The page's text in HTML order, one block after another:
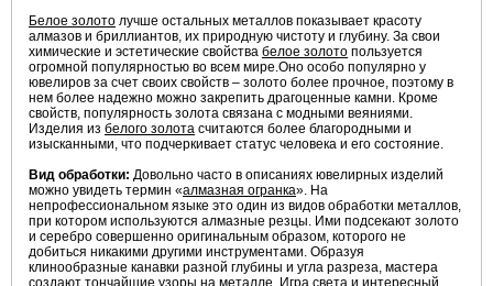
Белое золото лучше остальных металлов показывает красоту
алмазов и бриллиантов, их природную чистоту и глубину. За свои
химические и эстетические свойства белое золото пользуется
огромной популярностью во всем мире.Оно особо популярно у
ювелиров за счет своих свойств – золото более прочное, поэтому в
нем более надежно можно закрепить драгоценные камни. Кроме
свойств, популярность золота связана с модными веяниями.
Изделия из белого золота считаются более благородными и
изысканными, что подчеркивает статус человека и его состояние.
Вид обработки: Довольно часто в описаниях ювелирных изделий
можно увидеть термин «алмазная огранка». На
непрофессиональном языке это один из видов обработки металлов,
при котором используются алмазные резцы. Ими подсекают золото
и серебро совершенно оригинальным образом, которого не
добиться никакими другими инструментами. Образуя
клинообразные канавки разной глубины и угла разреза, мастера